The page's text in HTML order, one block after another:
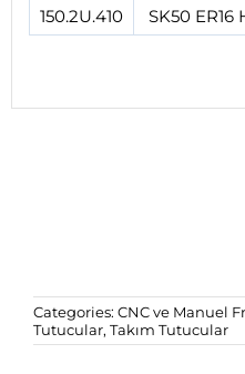
150.2U.410
SK50 ER16
Categories: CNC ve Manuel
Tutucular, Takım Tutucular